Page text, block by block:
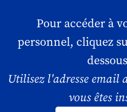
Pour accéder à
personnel, cliquez
Utilisez l'adresse email
vous êtes